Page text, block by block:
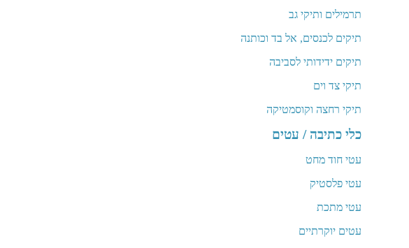
תרמילים ותיקי גב
תיקים לכנסים, אל בד וכותנה
תיקים ידידותי לסביבה
תיקי צד וים
תיקי רחצה וקוסמטיקה
כלי כתיבה / עטים
עטי חוד מחט
עטי פלסטיק
עטי מתכת
עטים יוקרתיים